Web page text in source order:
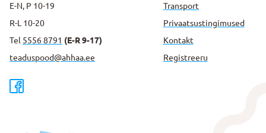
E-N, P 10-19
R-L 10-20
Tel 5556 8791 (E-R 9-17)
teaduspood@ahhaa.ee
Transport
Privaatsus­tingimused
Kontakt
Registreeru